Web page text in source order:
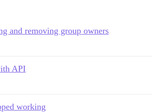
and removing group owners
API
working